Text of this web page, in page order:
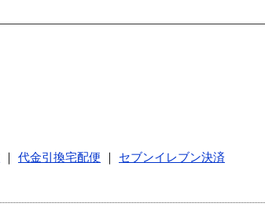
代金引換宅配便
セブンイレブン決済